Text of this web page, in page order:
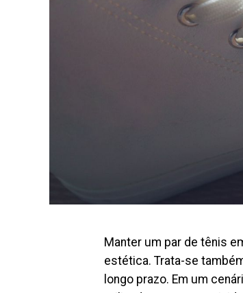
Manter um par de tênis
estética. Trata-se
longo prazo. Em um